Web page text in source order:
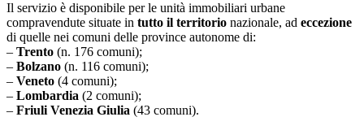
Il servizio è disponibile per le unità immobiliari urbane
compravendute situate in tutto il territorio nazionale, ad eccezione
di quelle nei comuni delle province autonome di:
– Trento (n. 176 comuni);
– Bolzano (n. 116 comuni);
– Veneto (4 comuni);
– Lombardia (2 comuni);
– Friuli Venezia Giulia (43 comuni).